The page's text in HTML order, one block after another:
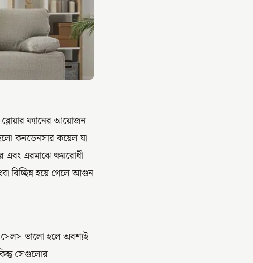
ফ্যানের আয়োজন
কনডেনসার কয়েল যা
এবং এরমাঝে ক্ষয়রোধী
বিচ্ছিন্ন হয়ে গেলে আগুন
সেলস ভালো হলে অবশ্যই
সেগুলোর